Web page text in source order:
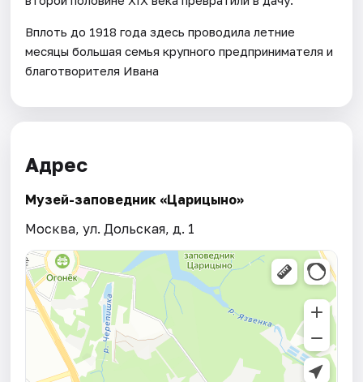
Вплоть до 1918 года здесь проводила летние
месяцы большая семья крупного предпринимателя и
благотворителя Ивана
Адрес
Музей-заповедник «Царицыно»
Москва, ул. Дольская, д. 1